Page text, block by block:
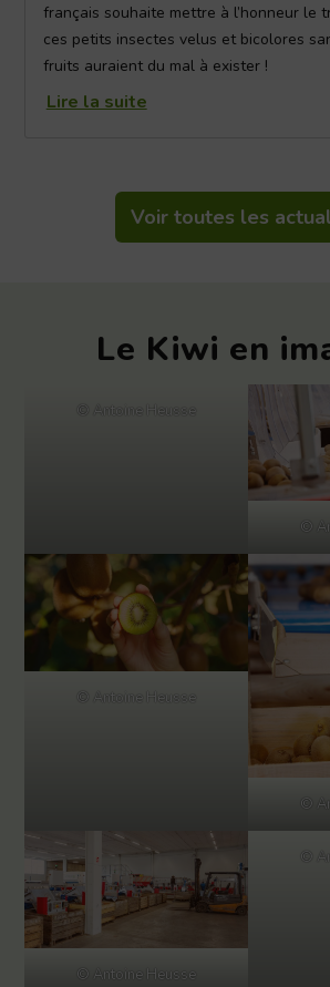
français souhaite mettre à l’honneur le
ces petits insectes velus et bicolores
fruits auraient du mal à exister !
Lire la suite
Voir toutes les
Le Kiwi en
© Antoine Heusse
©
© Antoine Heusse
©
© Antoine Heusse
©